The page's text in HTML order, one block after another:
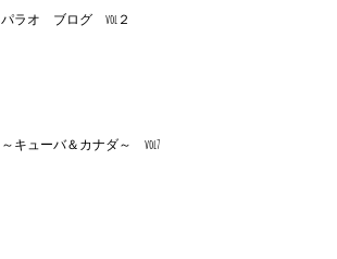
パラオ ブログ vol２
～キューバ＆カナダ～ vol7